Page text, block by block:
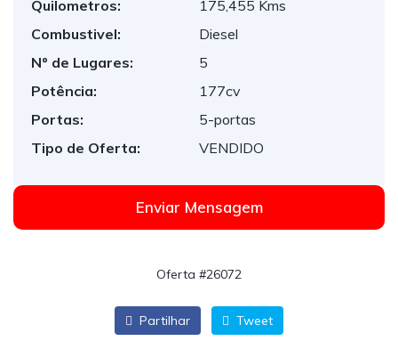
Quilometros:
175,455 Kms
Combustivel:
Diesel
Nº de Lugares:
5
Potência:
177cv
Portas:
5-portas
Tipo de Oferta:
VENDIDO
Enviar Mensagem
Oferta #26072
Partilhar Tweet